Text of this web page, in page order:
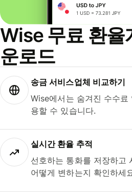
Wise 무료 환율
운로드
송금 서비스업체 비교하기
Wise에서는 숨겨진 수수료
용할 수 있습니다.
실시간 환율 추적
선호하는 통화를 저장하고
어떻게 변하는지 확인하세